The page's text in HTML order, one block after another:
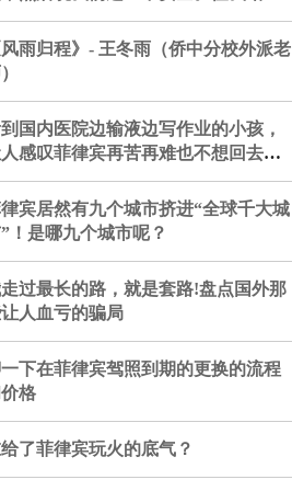
雨归程》- 王冬雨（侨中分校外派老
国内医院边输液边写作业的小孩，
感叹菲律宾再苦再难也不想回去
宾居然有九个城市挤进“全球千大城
！是哪九个城市呢？
过最长的路，就是套路!盘点国外那
人血亏的骗局
下在菲律宾驾照到期的更换的流程
格
了菲律宾玩火的底气？